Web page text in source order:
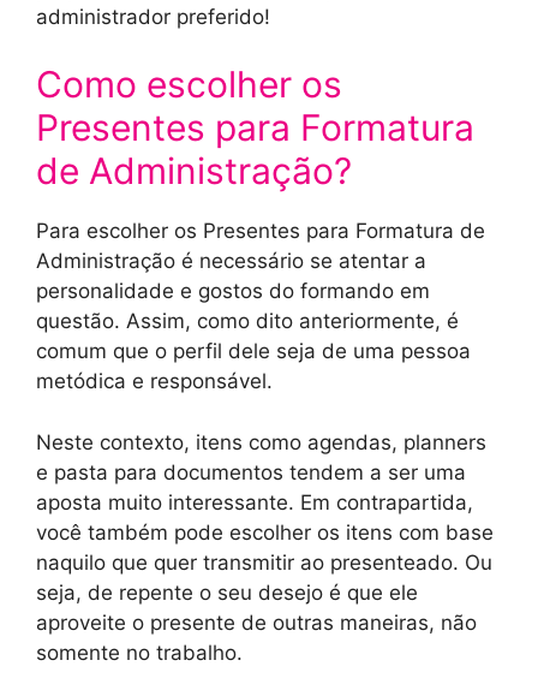
administrador preferido!
Como escolher os
Presentes para Formatura
de Administração?
Para escolher os Presentes para Formatura de
Administração é necessário se atentar a
personalidade e gostos do formando em
questão. Assim, como dito anteriormente, é
comum que o perfil dele seja de uma pessoa
metódica e responsável.
Neste contexto, itens como agendas, planners
e pasta para documentos tendem a ser uma
aposta muito interessante. Em contrapartida,
você também pode escolher os itens com base
naquilo que quer transmitir ao presenteado. Ou
seja, de repente o seu desejo é que ele
aproveite o presente de outras maneiras, não
somente no trabalho.